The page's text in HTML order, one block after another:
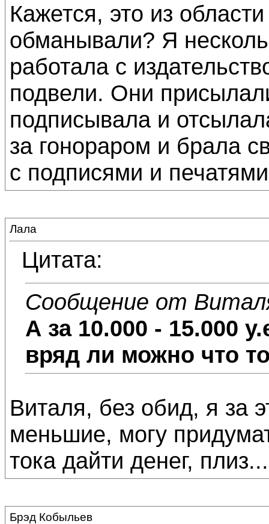
Кажется, это из
обманывали? Я
работала с
подвели. Они
подписывала и
за гонораром и брала
с подписями и
Лала
Цитата:
Сообщение от
А за 10.000 - 15.000
вряд ли можно что
Виталя, без обид, я за
меньшие, могу
тока дайти денег,
Брэд Кобыльев